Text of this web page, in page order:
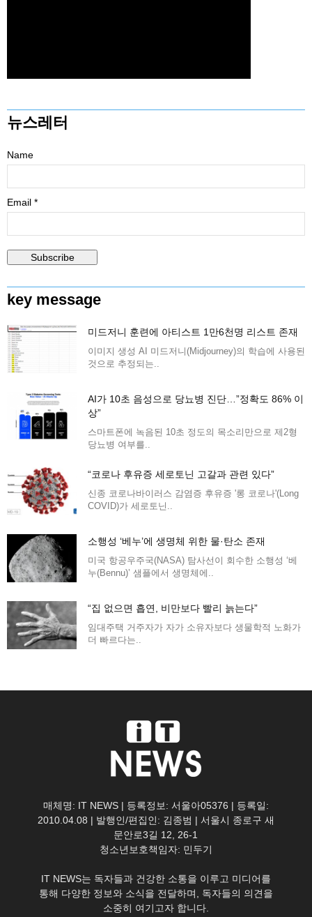
뉴스레터
Name
Email *
key message
미드저니 훈련에 아티스트 1만6천명 리스트 존재
이미지 생성 AI 미드저니(Midjourney)의 학습에 사용된
것으로 추정되는..
AI가 10초 음성으로 당뇨병 진단…”정확도 86% 이
상”
스마트폰에 녹음된 10초 정도의 목소리만으로 제2형
당뇨병 여부를..
“코로나 후유증 세로토닌 고갈과 관련 있다”
신종 코로나바이러스 감염증 후유증 '롱 코로나'(Long
COVID)가 세로토닌..
소행성 ‘베누’에 생명체 위한 물·탄소 존재
미국 항공우주국(NASA) 탐사선이 회수한 소행성 ‘베
누(Bennu)’ 샘플에서 생명체에..
“집 없으면 흡연, 비만보다 빨리 늙는다”
임대주택 거주자가 자가 소유자보다 생물학적 노화가
더 빠르다는..
매체명: IT NEWS | 등록정보: 서울아05376 | 등록일:
2010.04.08 | 발행인/편집인: 김종범 | 서울시 종로구 새
문안로3길 12, 26-1
청소년보호책임자: 민두기
IT NEWS는 독자들과 건강한 소통을 이루고 미디어를
통해 다양한 정보와 소식을 전달하며, 독자들의 의견을
소중히 여기고자 합니다.